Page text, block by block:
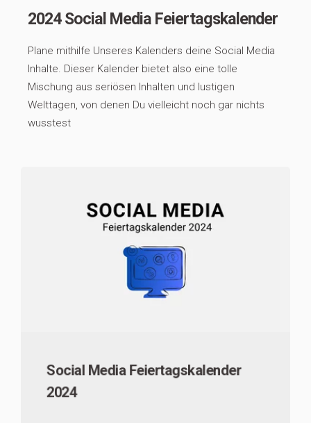
2024 Social Media Feiertagskalender
Plane mithilfe Unseres Kalenders deine Social Media
Inhalte. Dieser Kalender bietet also eine tolle
Mischung aus seriösen Inhalten und lustigen
Welttagen, von denen Du vielleicht noch gar nichts
wusstest
Social Media Feiertagskalender
2024